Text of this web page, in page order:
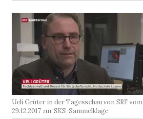
Ueli Grüter in der Tagesschau von SRF vom
29.12.2017 zur SKS-Sammelklage